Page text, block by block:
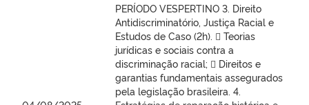
PERÍODO VESPERTINO 3. Direito
Antidiscriminatório, Justiça Racial e
Estudos de Caso (2h).  Teorias
jurídicas e sociais contra a
discriminação racial;  Direitos e
garantias fundamentais assegurados
pela legislação brasileira. 4.